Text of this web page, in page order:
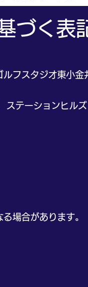
づく表
フスタジオ東小金
ーションヒルズ
場合があります。